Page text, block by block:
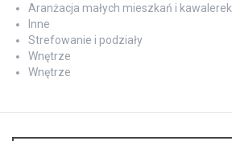
Aranżacja małych mieszkań i kawalerek
Inne
Strefowanie i podziały
Wnętrze
Wnętrze